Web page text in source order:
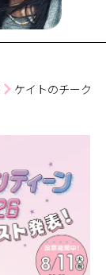
ケイトのチーク